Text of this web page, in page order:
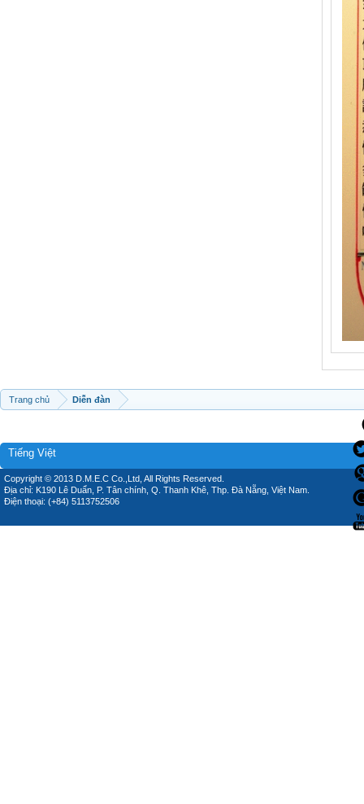
Trang chủ Diễn đàn
Tiếng Việt
Copyright © 2013 D.M.E.C Co.,Ltd, All Rights Reserved.
Địa chỉ: K190 Lê Duẩn, P. Tân chính, Q. Thanh Khê, Thp. Đà Nẵng, Việt Nam.
Điện thoại: (+84) 5113752506